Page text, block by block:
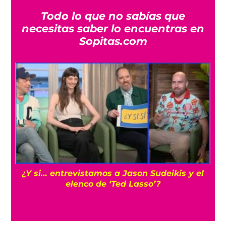
Todo lo que no sabías que
necesitas saber lo encuentras en
Sopitas.com
Cíclope: Kit Connor sería el elegido para los
‘X-Men’ en el MCU con Samara Weaving